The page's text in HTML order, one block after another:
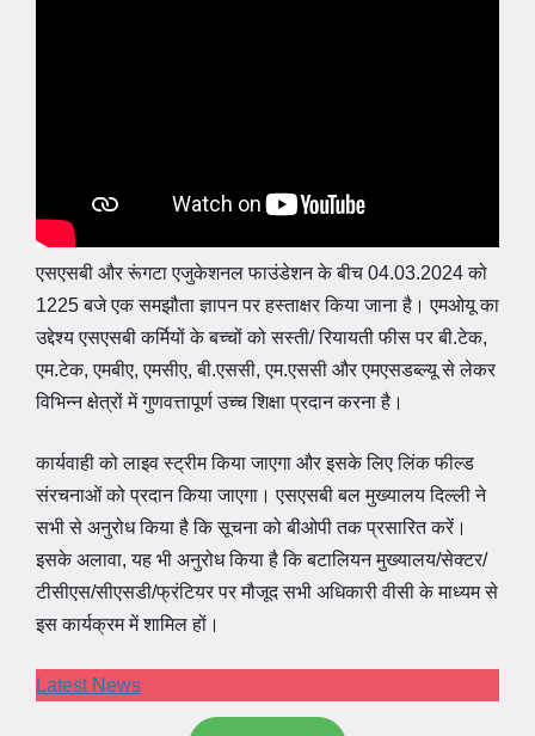
एसएसबी और रूंगटा एजुकेशनल फाउंडेशन के बीच 04.03.2024 को
1225 बजे एक समझौता ज्ञापन पर हस्ताक्षर किया जाना है। एमओयू का
उद्देश्य एसएसबी कर्मियों के बच्चों को सस्ती/ रियायती फीस पर बी.टेक,
एम.टेक, एमबीए, एमसीए, बी.एससी, एम.एससी और एमएसडब्ल्यू से लेकर
विभिन्न क्षेत्रों में गुणवत्तापूर्ण उच्च शिक्षा प्रदान करना है।
कार्यवाही को लाइव स्ट्रीम किया जाएगा और इसके लिए लिंक फील्ड
संरचनाओं को प्रदान किया जाएगा। एसएसबी बल मुख्यालय दिल्ली ने
सभी से अनुरोध किया है कि सूचना को बीओपी तक प्रसारित करें।
इसके अलावा, यह भी अनुरोध किया है कि बटालियन मुख्यालय/सेक्टर/
टीसीएस/सीएसडी/फ्रंटियर पर मौजूद सभी अधिकारी वीसी के माध्यम से
इस कार्यक्रम में शामिल हों।
Latest News